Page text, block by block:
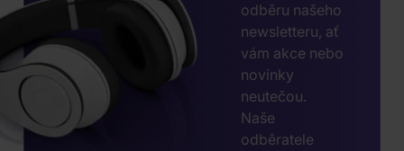
odběru našeho
newsletteru, ať
vám akce nebo
novinky
neutečou.
Naše
odběratele